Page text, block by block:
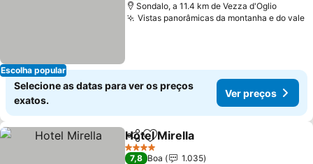
Escolha popular
Sondalo, a 11.4 km de Vezza d'Oglio
Vistas panorâmicas da montanha e do vale
Selecione as datas para ver os preços
exatos.
Ver preços
PartilharAdicionar aos favoritos
Hotel Mirella
4 Estrelas
7,8 Boa
1.035